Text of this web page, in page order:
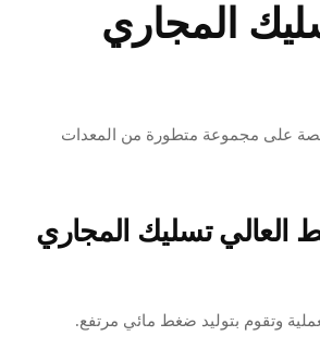
المجاري
على مجموعة متطورة من المعدات
تسليك المجاري
وتقوم بتوليد ضغط مائي مرتفع.